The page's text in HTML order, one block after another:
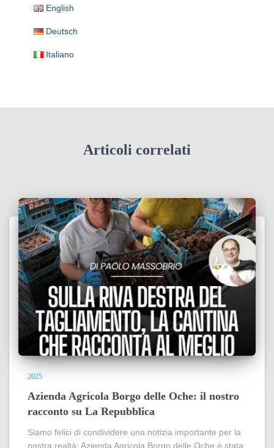
English
Deutsch
Italiano
Articoli correlati
2025
Azienda Agricola Borgo delle Oche: il nostro
racconto su La Repubblica
Siamo felici di condividere una notizia importante per la
nostra realtà: Azienda Agricola Borgo delle Oche è stata